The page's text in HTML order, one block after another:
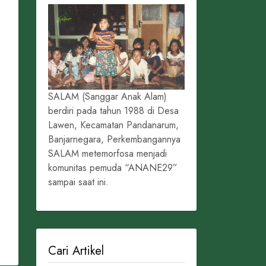
SALAM (Sanggar Anak Alam)
berdiri pada tahun 1988 di Desa
Lawen, Kecamatan Pandanarum,
Banjarnegara, Perkembangannya
SALAM metemorfosa menjadi
komunitas pemuda “ANANE29”
sampai saat ini.
Cari Artikel